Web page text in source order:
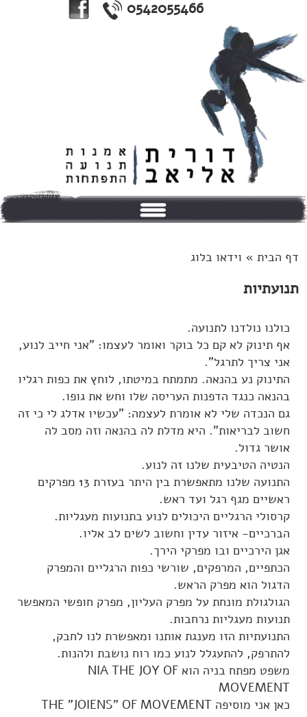
0542055466
טיפולים
הנחיית קבוצות
הדרכה וליווי מקצועי
פסיכותרפיה אומנות הטיפול
פגישה ב-Zoom
ניה Nia
שעורי ניה NIA
וידאו בלוג
ארועים
בלוג
המלצות
לנוע בסטייל
צור קשר
'סגור תפריט'
דף הבית » וידאו בלוג
תנועתיות
כולנו נולדנו לתנועה.
אף תינוק לא קם כל בוקר ואומר לעצמו: "אני חייב לנוע,
אני צריך לתרגל".
התינוק נע בהנאה. מתמתח במיטתו, לוחץ את כפות רגליו
בהנאה כנגד הדפנות העריסה שלו וחש את גופו.
גם הנכדה שלי לא אומרת לעצמה: "עכשיו אדלג לי כי זה
חשוב לבריאות". היא מדלת לה בהנאה וזה מסב לה
אושר גדול.
הנטיה הטיבעית שלנו זה לנוע.
התנועה שלנו מתאפשרת בין היתר בעזרת 13 מפרקים
ראשיים מגף רגל ועד ראש.
קרסולי הרגליים היכולים לנוע בתנועות מעגליות.
הברכיים- איזור עדין וחשוב לשים לב אליו.
אגן הירכיים ובו מפרקי הירך.
הכתפיים, המרפקים, שורשי כפות הרגליים והמפרק
הדגול הוא מפרק הראש.
הגולגולת מונחת על מפרק העליון, מפרק חופשי המאפשר
תנועות מעגליות נרחבות.
התנועתיות הזו מענגת אותנו ומאפשרת לנו לחבק,
להתרפק, להתעגלל לנוע כמו רוח נושבת ולהנות.
משפט מפתח בניה הוא NIA THE JOY OF
MOVEMENT
כאן אני מוסיפה THE "JOIENS" OF MOVEMENT